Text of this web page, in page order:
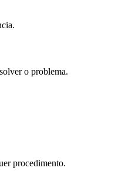
o problema.
procedimento.